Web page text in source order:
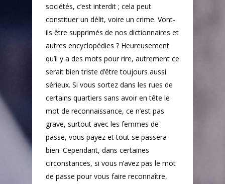
sociétés, c’est interdit ; cela peut
constituer un délit, voire un crime. Vont-
ils être supprimés de nos dictionnaires et
autres encyclopédies ? Heureusement
qu’il y a des mots pour rire, autrement ce
serait bien triste d’être toujours aussi
sérieux. Si vous sortez dans les rues de
certains quartiers sans avoir en tête le
mot de reconnaissance, ce n’est pas
grave, surtout avec les femmes de
passe, vous payez et tout se passera
bien. Cependant, dans certaines
circonstances, si vous n’avez pas le mot
de passe pour vous faire reconnaître,
Accueil